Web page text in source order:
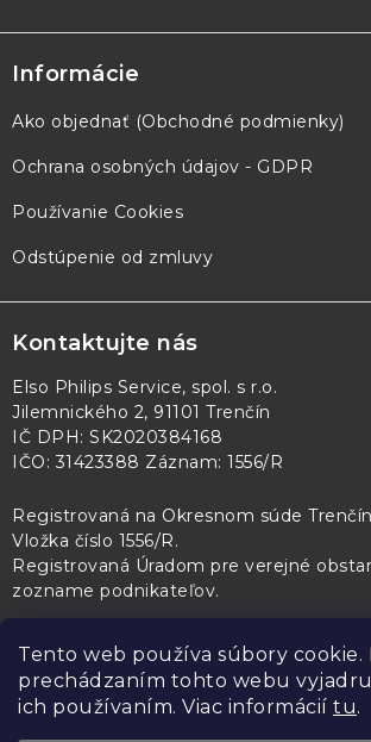
Tento web používa súbory cookie.
prechádzaním tohto webu
ich používaním. Viac informácií tu.
Informácie
Ako objednať (Obchodné podmienky)
Ochrana osobných údajov - GDPR
Používanie Cookies
Odstúpenie od zmluvy
Kontaktujte nás
Elso Philips Service, spol. s r.o.
Jilemnického 2, 91101 Trenčín
IČ DPH: SK2020384168
IČO: 31423388 Záznam: 1556/R
Registrovaná na Okresnom súde
Vložka číslo 1556/R.
Registrovaná Úradom pre verejné
zozname podnikateľov.
PL Servis Kontroltech Technický